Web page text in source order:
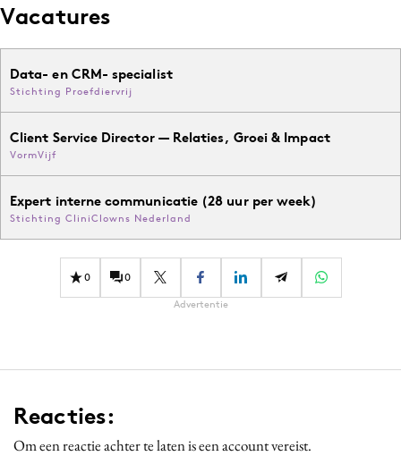
Vacatures
Data- en CRM- specialist
Stichting Proefdiervrij
Client Service Director — Relaties, Groei & Impact
VormVijf
Expert interne communicatie (28 uur per week)
Stichting CliniClowns Nederland
0 0
Advertentie
Reacties:
Om een reactie achter te laten is een account vereist.